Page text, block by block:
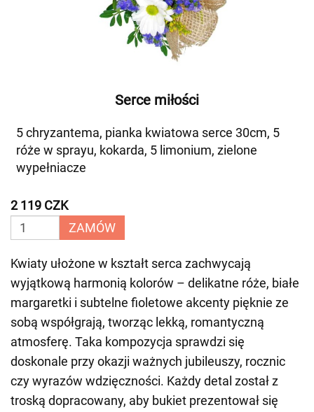
Serce miłości
5 chryzantema, pianka kwiatowa serce 30cm, 5
róże w sprayu, kokarda, 5 limonium, zielone
wypełniacze
2 119 CZK
ZAMÓW
Kwiaty ułożone w kształt serca zachwycają
wyjątkową harmonią kolorów – delikatne róże, białe
margaretki i subtelne fioletowe akcenty pięknie ze
sobą współgrają, tworząc lekką, romantyczną
atmosferę. Taka kompozycja sprawdzi się
doskonale przy okazji ważnych jubileuszy, rocznic
czy wyrazów wdzięczności. Każdy detal został z
troską dopracowany, aby bukiet prezentował się